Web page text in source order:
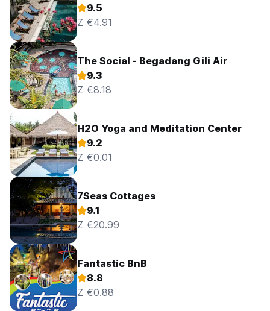
9.5
Z €4.91
The Social - Begadang Gili Air
9.3
Z €8.18
H2O Yoga and Meditation Center
9.2
Z €0.01
7Seas Cottages
9.1
Z €20.99
Fantastic BnB
8.8
Z €0.88